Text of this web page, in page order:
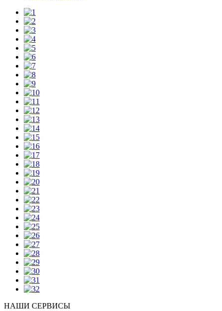
НАШИ СЕРВИСЫ